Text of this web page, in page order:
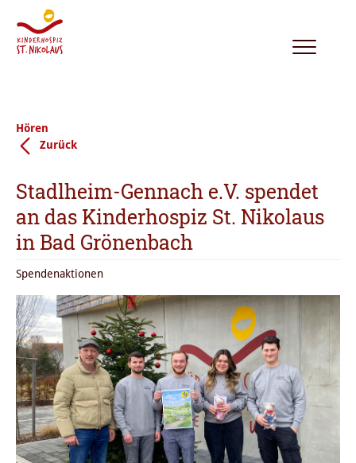
Toggle
Hören
Zurück
Stadlheim-Gennach e.V. spendet
an das Kinderhospiz St. Nikolaus
in Bad Grönenbach
Spendenaktionen